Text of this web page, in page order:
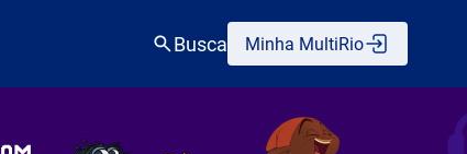
Busca Minha MultiRio